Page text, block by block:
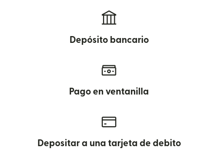
Depósito bancario
Pago en ventanilla
Depositar a una tarjeta de debito